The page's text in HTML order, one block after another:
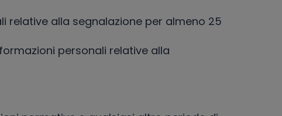
relative alla segnalazione per almeno 25
personali relative alla